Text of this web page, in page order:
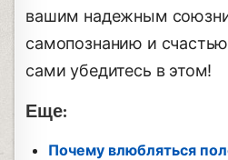
вашим надежным
самопознанию и
сами убедитесь в этом!
Еще:
Почему влюбляться